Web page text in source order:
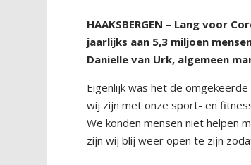
HAAKSBERGEN – Lang voor
jaarlijks aan 5,3 miljoen
Danielle van Urk, algemeen
Eigenlijk was het de
wij zijn met onze sport- en
We konden mensen niet helpen
zijn wij blij weer open te zijn